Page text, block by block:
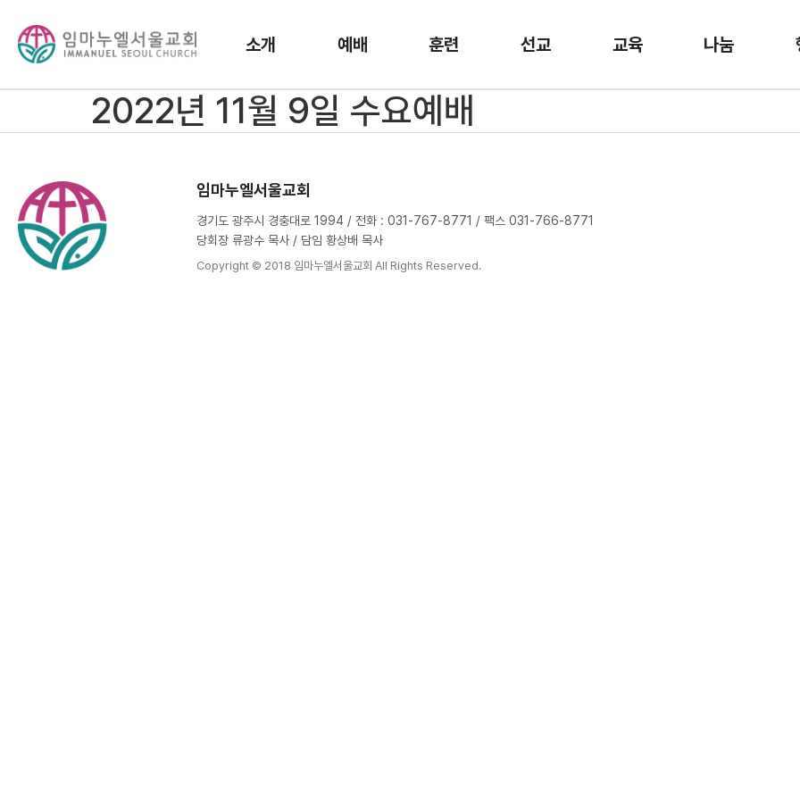
소개 예배 훈련 선교 교육 나눔
2022년 11월 9일 수요예배
임마누엘서울교회
경기도 광주시 경충대로 1994 / 전화 : 031-767-8771 / 팩스 031-766-8771
당회장 류광수 목사 / 담임 황상배 목사
Copyright © 2018 임마누엘서울교회 All Rights Reserved.